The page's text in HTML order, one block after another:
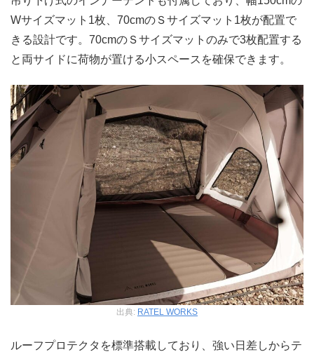
Wサイズマット1枚、70cmのＳサイズマット1枚が配置で
きる設計です。70cmのＳサイズマットのみで3枚配置する
と両サイドに荷物が置ける小スペースを確保できます。
出典: RATEL WORKS
ルーフプロテクタを標準搭載しており、強い日差しからテ